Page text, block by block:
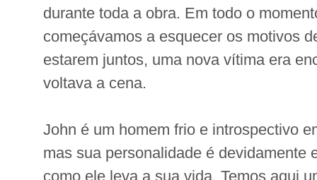
durante toda a obra. Em todo o
começávamos a esquecer os motivos
estarem juntos, uma nova vítima era
voltava a cena.
John é um homem frio e introspectivo
mas sua personalidade é devidamente
como ele leva a sua vida. Temos aqui